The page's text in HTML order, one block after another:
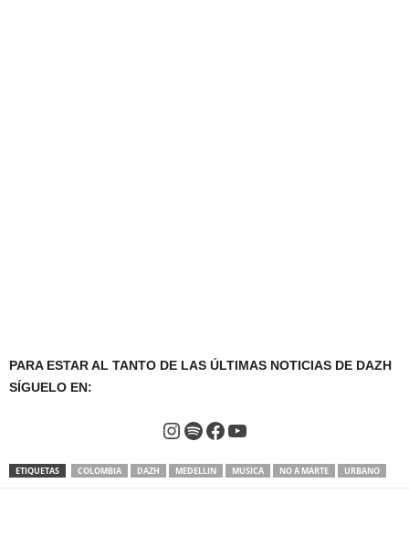
PARA ESTAR AL TANTO DE LAS ÚLTIMAS NOTICIAS DE DAZH
SÍGUELO EN:
Instagram
Spotify
Facebook
YouTube
ETIQUETAS COLOMBIA DAZH MEDELLIN MUSICA NO A MARTE URBANO